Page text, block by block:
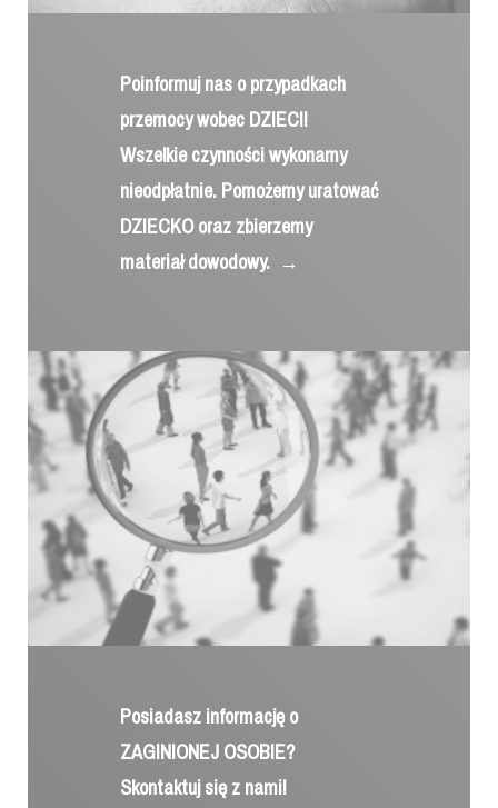
Poinformuj nas o przypadkach
przemocy wobec DZIECI!
Wszelkie czynności wykonamy
nieodpłatnie. Pomożemy uratować
DZIECKO oraz zbierzemy
materiał dowodowy. →
Posiadasz informację o
ZAGINIONEJ OSOBIE?
Skontaktuj się z nami!